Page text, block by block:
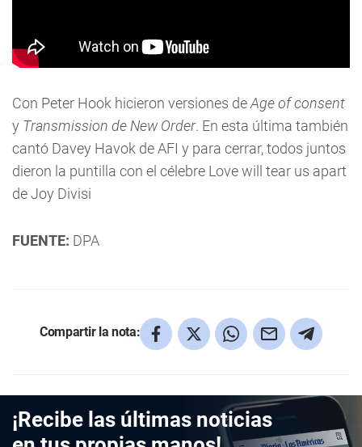
Con Peter Hook hicieron versiones deAge of consent
y Transmission de New Order. En esta última también
cantó Davey Havok de AFI y para cerrar, todos juntos
dieron la puntilla con el célebre Love will tear us apart
de Joy Divisi
FUENTE: DPA
Compartir la nota:
¡Recibe las últimas noticias